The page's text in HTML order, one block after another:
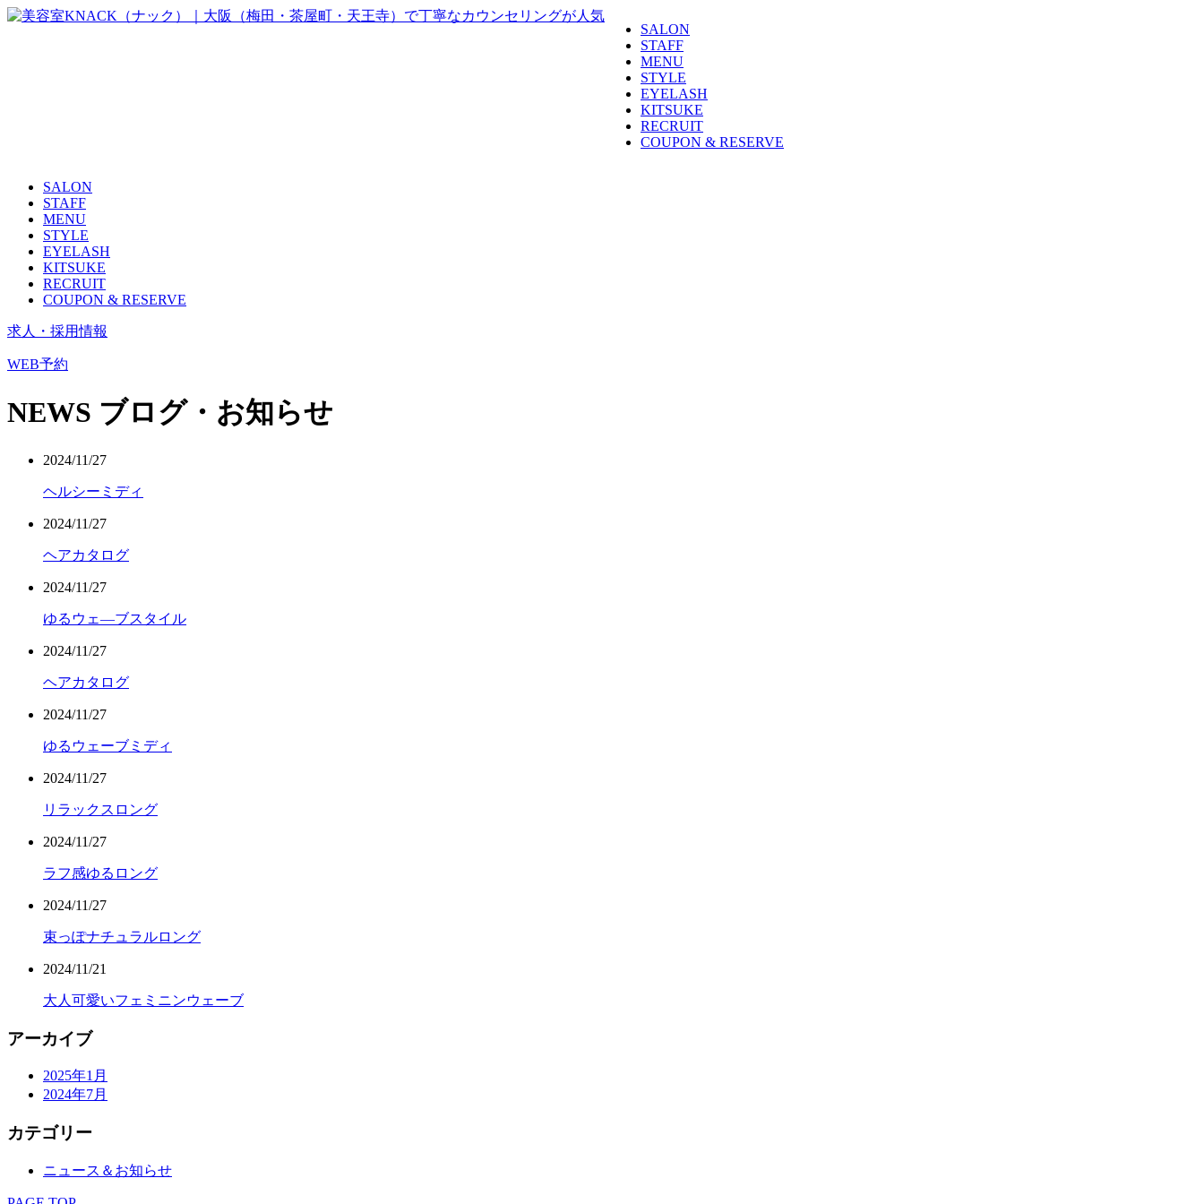
SALON
STAFF
MENU
STYLE
EYELASH
KITSUKE
RECRUIT
COUPON & RESERVE
SALON
STAFF
MENU
STYLE
EYELASH
KITSUKE
RECRUIT
COUPON & RESERVE
求人・採用情報
WEB予約
NEWS ブログ・お知らせ
2024/11/27
ヘルシーミディ
2024/11/27
ヘアカタログ
2024/11/27
ゆるウェ―ブスタイル
2024/11/27
ヘアカタログ
2024/11/27
ゆるウェーブミディ
2024/11/27
リラックスロング
2024/11/27
ラフ感ゆるロング
2024/11/27
束っぽナチュラルロング
2024/11/21
大人可愛いフェミニンウェーブ
アーカイブ
2025年1月
2024年7月
カテゴリー
ニュース＆お知らせ